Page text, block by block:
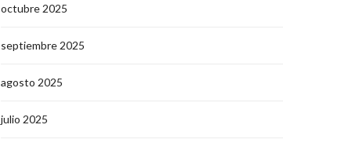
octubre 2025
septiembre 2025
agosto 2025
julio 2025